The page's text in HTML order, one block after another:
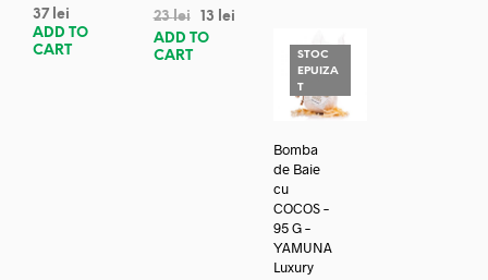
37 lei
ADD TO
CART
23lei 13
lei
ADD TO
CART
STOC
EPUIZA
T
Bomba
de Baie
cu
COCOS –
95 G –
YAMUNA
Luxury